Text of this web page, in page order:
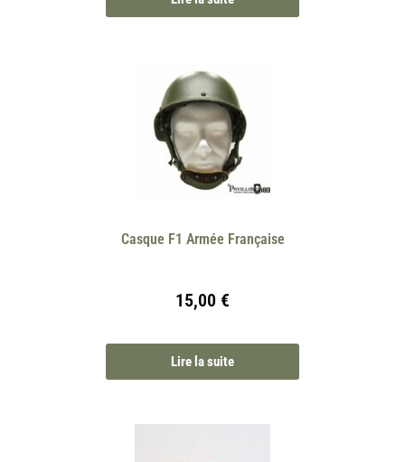
Casque F1 Armée Française
15,00 €
Lire la suite